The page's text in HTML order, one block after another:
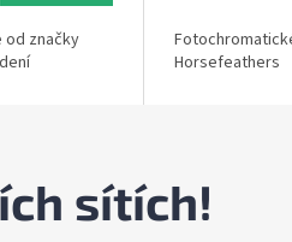
od značky
Horsefeathers
sítích!